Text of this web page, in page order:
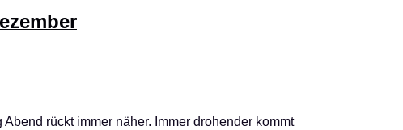
rückt immer näher. Immer drohender kommt